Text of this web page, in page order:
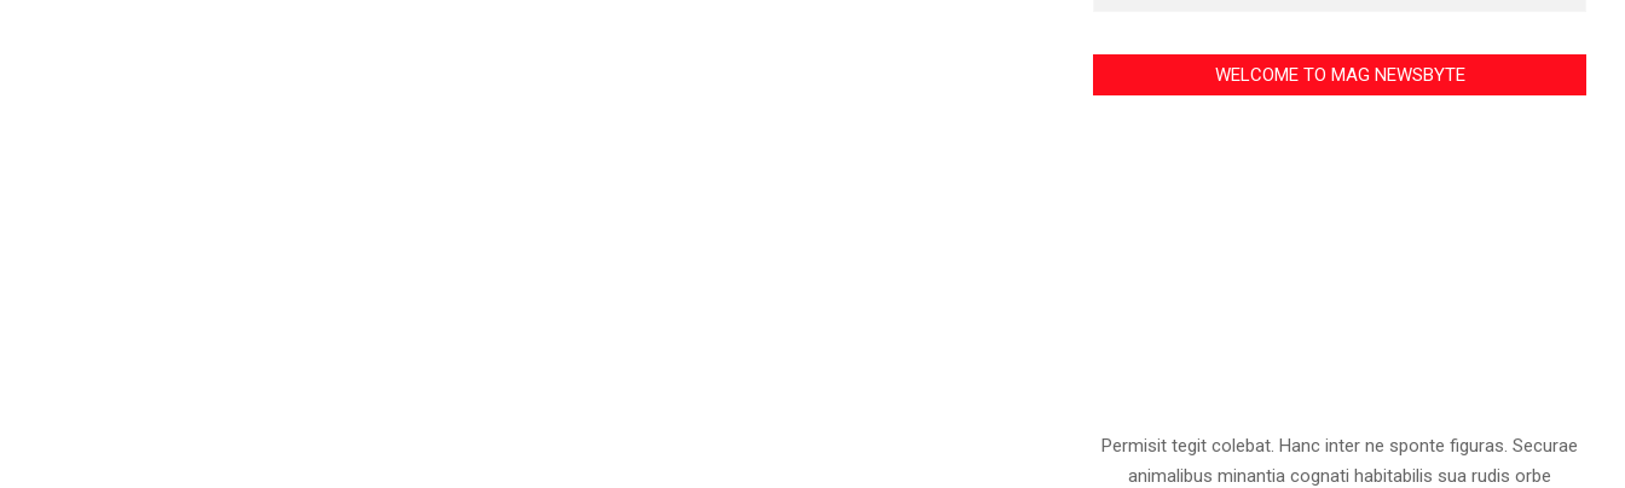
WELCOME TO MAG NEWSBYTE
Permisit tegit colebat. Hanc inter ne sponte figuras. Securae
animalibus minantia cognati habitabilis sua rudis orbe